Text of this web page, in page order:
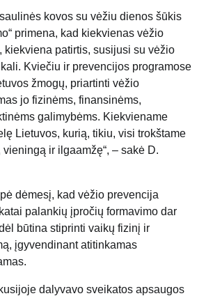
kovos su vėžiu dienos šūkis
primena, kad kiekvienas vėžio
kiekviena patirtis, susijusi su vėžio
Kviečiu ir prevencijos programose
žmogų, priartinti vėžio
jo fizinėms, finansinėms,
galimybėms. Kiekviename
Lietuvos, kurią, tikiu, visi trokštame
ir ilgaamžę“, – sakė D.
dėmesį, kad vėžio prevencija
palankių įpročių formavimo dar
būtina stiprinti vaikų fizinį ir
įgyvendinant atitinkamas
dalyvavo sveikatos apsaugos